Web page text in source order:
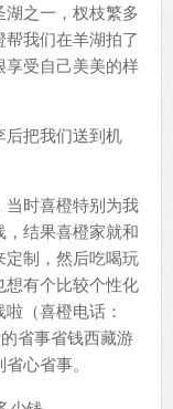
之一，杈枝繁多
我们在羊湖拍了
享受自己美美的样
后把我们送到机
当时喜橙特别为我
结果喜橙家就和
定制，然后吃喝玩
想有个比较个性化
（喜橙电话：
省事省钱西藏游
心省事。